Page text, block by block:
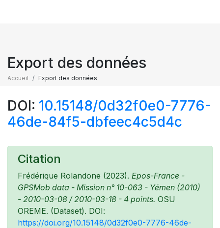
Export des données
Accueil Export des données
DOI: 10.15148/0d32f0e0-7776-
46de-84f5-dbfeec4c5d4c
Citation
Frédérique Rolandone (2023). Epos-France -
GPSMob data - Mission n° 10-063 - Yémen (2010)
- 2010-03-08 / 2010-03-18 - 4 points. OSU
OREME. (Dataset). DOI:
https://doi.org/10.15148/0d32f0e0-7776-46de-